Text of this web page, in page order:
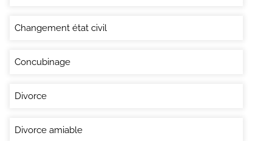
Changement état civil
Concubinage
Divorce
Divorce amiable